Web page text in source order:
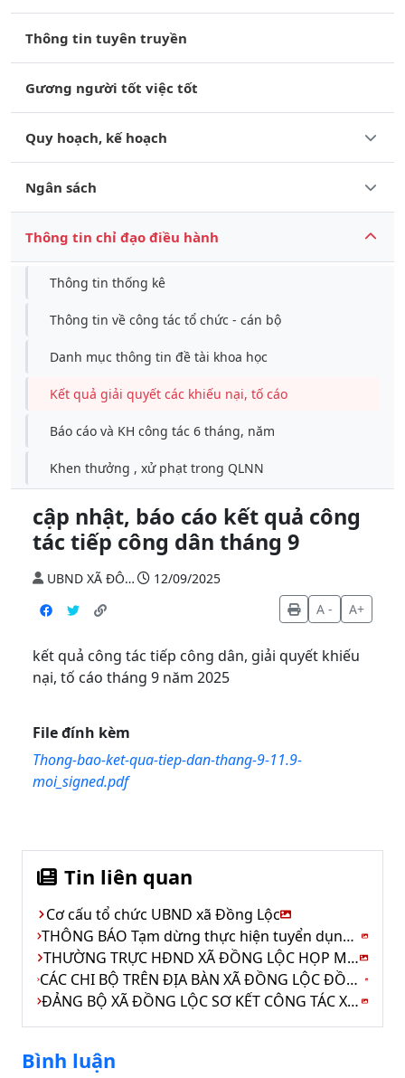
Thông tin tuyên truyền
Gương người tốt việc tốt
Quy hoạch, kế hoạch
Ngân sách
Thông tin chỉ đạo điều hành
Thông tin thống kê
Thông tin về công tác tổ chức - cán bộ
Danh mục thông tin đề tài khoa học
Kết quả giải quyết các khiếu nại, tố cáo
Báo cáo và KH công tác 6 tháng, năm
Khen thưởng , xử phạt trong QLNN
cập nhật, báo cáo kết quả công
tác tiếp công dân tháng 9
UBND XÃ ĐÔNG LỘC
12/09/2025
A -
A+
kết quả công tác tiếp công dân, giải quyết khiếu
nại, tố cáo tháng 9 năm 2025
File đính kèm
Thong-bao-ket-qua-tiep-dan-thang-9-11.9-
moi_signed.pdf
Tin liên quan
Cơ cấu tổ chức UBND xã Đồng Lộc
THÔNG BÁO Tạm dừng thực hiện tuyển dụng viên chức kế toán Trạm Y tế xã Đồng Lộc
THƯỜNG TRỰC HĐND XÃ ĐỒNG LỘC HỌP MỞ RỘNG THÁNG 7
CÁC CHI BỘ TRÊN ĐỊA BÀN XÃ ĐỒNG LỘC ĐỒNG LOẠT TỔ CHỨC CÁC HỘI NGHỊ CÔNG BỐ CÁC QUYẾT ĐỊNH VỀ CÔNG TÁC TỔ CHỨC, CÁN BỘ TẠI CÁC THÔN SAU SẮP XẾP, SÁP NHẬP.
ĐẢNG BỘ XÃ ĐỒNG LỘC SƠ KẾT CÔNG TÁC XÂY DỰNG ĐẢNG 6 THÁNG ĐẦU NĂM 2026
Bình luận